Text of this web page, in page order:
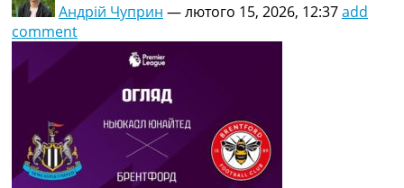
Андрій Чуприн —лютого 15, 2026, 12:37add
comment